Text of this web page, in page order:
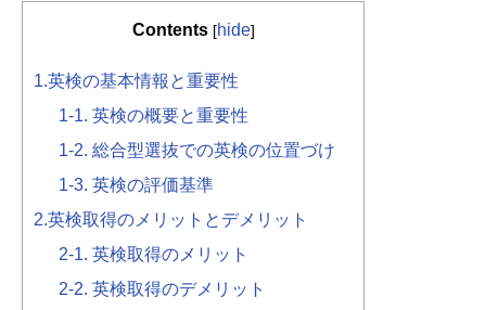
Contents [hide]
1.英検の基本情報と重要性
1-1. 英検の概要と重要性
1-2. 総合型選抜での英検の位置づけ
1-3. 英検の評価基準
2.英検取得のメリットとデメリット
2-1. 英検取得のメリット
2-2. 英検取得のデメリット